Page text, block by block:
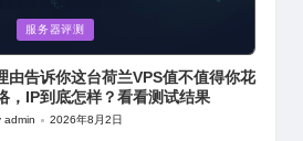
服务器评测
告诉你这台荷兰VPS值不值得你花
，IP到底怎样？看看测试结果
admin 2026年8月2日